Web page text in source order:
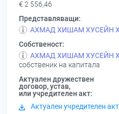
€ 2 556,46
Представляващи:
АХМАД ХИШАМ ХУСЕЙН
Собственост:
АХМАД ХИШАМ ХУСЕЙН
собственик на капитала
Актуален дружествен
договор, устав,
или учредителен акт:
Актуален учредителен акт